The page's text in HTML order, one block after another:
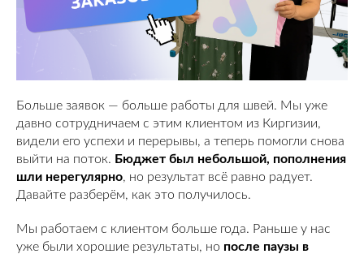
Больше заявок — больше работы для швей. Мы уже
давно сотрудничаем с этим клиентом из Киргизии,
видели его успехи и перерывы, а теперь помогли снова
выйти на поток. Бюджет был небольшой, пополнения
шли нерегулярно, но результат всё равно радует.
Давайте разберём, как это получилось.
Мы работаем с клиентом больше года. Раньше у нас
уже были хорошие результаты, но после паузы в